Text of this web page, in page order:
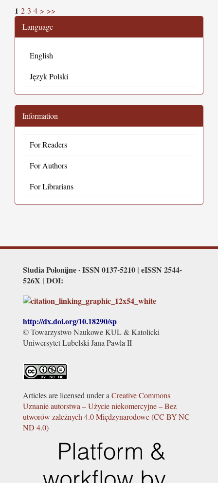
1 2 3 4 > >>
Language
English
Język Polski
Information
For Readers
For Authors
For Librarians
Studia Polonijne · ISSN 0137-5210 | eISSN 2544-
526X | DOI:
http://dx.doi.org/10.18290/sp
© Towarzystwo Naukowe KUL & Katolicki
Uniwersytet Lubelski Jana Pawła II
Articles are licensed under a Creative Commons
Uznanie autorstwa – Użycie niekomercyjne – Bez
utworów zależnych 4.0 Międzynarodowe (CC BY-NC-
ND 4.0)